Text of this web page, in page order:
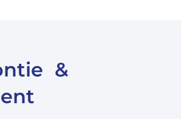
&